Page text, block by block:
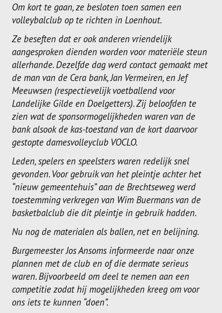
Heren Recrea A
Heren Recrea B
Heren Recrea C
KALENDER
CONTACT
GESCHIEDENIS
SPONSORS
ACTIVITEITEN
JEUGDSTAGE
WEK-BBQ
WINTER WEEKEND
JEUGDDAG
BEACHVOLLEY
DOCUMENTEN
Om kort te gaan, ze besloten toen samen een
volleybalclub op te richten in Loenhout.
Ze beseften dat er ook anderen vriendelijk
aangesproken dienden worden voor materiële steun
allerhande. Dezelfde dag werd contact gemaakt met
de man van de Cera bank, Jan Vermeiren, en Jef
Meeuwsen (respectievelijk voetballend voor
Landelijke Gilde en Doelgetters). Zij beloofden te
zien wat de sponsormogelijkheden waren van de
bank alsook de kas-toestand van de kort daarvoor
gestopte damesvolleyclub VOCLO.
Leden, spelers en speelsters waren redelijk snel
gevonden. Voor gebruik van het pleintje achter het
“nieuw gemeentehuis” aan de Brechtseweg werd
toestemming verkregen van Wim Buermans van de
basketbalclub die dit pleintje in gebruik hadden.
Nu nog de materialen als ballen, net en belijning.
Burgemeester Jos Ansoms informeerde naar onze
plannen met de club en of die dermate serieus
waren. Bijvoorbeeld om deel te nemen aan een
competitie zodat hij mogelijkheden kreeg om voor
ons iets te kunnen “doen”.